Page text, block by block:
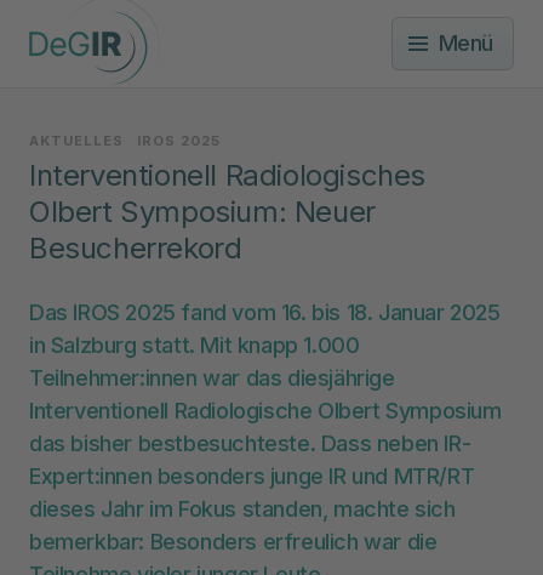
Menü
AKTUELLES IROS 2025
Interventionell Radiologisches
Olbert Symposium: Neuer
Besucherrekord
Das IROS 2025 fand vom 16. bis 18. Januar 2025
in Salzburg statt. Mit knapp 1.000
Teilnehmer:innen war das diesjährige
Interventionell Radiologische Olbert Symposium
das bisher bestbesuchteste. Dass neben IR-
Expert:innen besonders junge IR und MTR/RT
dieses Jahr im Fokus standen, machte sich
bemerkbar: Besonders erfreulich war die